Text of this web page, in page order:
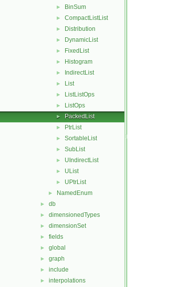
► BinSum
► CompactListList
► Distribution
► DynamicList
► FixedList
► Histogram
► IndirectList
► List
► ListListOps
► ListOps
► PackedList
► PtrList
► SortableList
► SubList
► UIndirectList
► UList
► UPtrList
► NamedEnum
► db
► dimensionedTypes
► dimensionSet
► fields
► global
► graph
► include
► interpolations